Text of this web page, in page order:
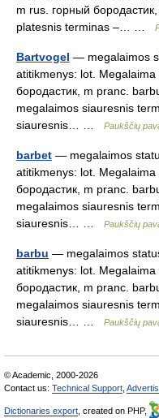
m rus. горный
platesnis terminas –… …
Bartvogel — megalaimos
atitikmenys: lot.
бородастик, m pranc.
megalaimos siauresnis
siauresnis… …
Paukščių
barbet — megalaimos
atitikmenys: lot.
бородастик, m pranc.
megalaimos siauresnis
siauresnis… …
Paukščių
barbu — megalaimos
atitikmenys: lot.
бородастик, m pranc.
megalaimos siauresnis
siauresnis… …
Paukščių
© Academic, 2000-2026
Contact us: Technical Support
Dictionaries export , created on PHP,